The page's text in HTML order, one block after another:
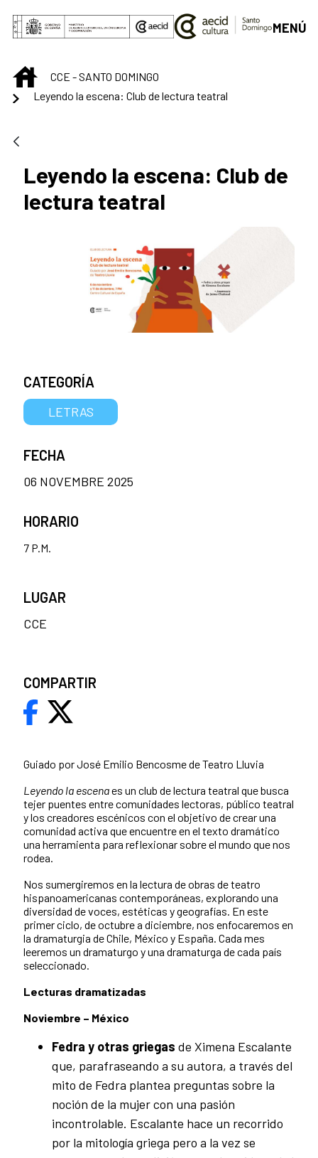
Saut au contenu principal
MENÚ
INICIOCCE - SANTO DOMINGO
Leyendo la escena: Club de lectura teatral
Leyendo la escena: Club de
lectura teatral
Guiado por José Emilio Bencosme de Teatro Lluvia
Leyendo la escenaes un club de lectura teatral que busca
tejer puentes entre comunidades lectoras, público teatral
y los creadores escénicos con el objetivo de crear una
comunidad activa que encuentre en el texto dramático
una herramienta para reflexionar sobre el mundo que nos
rodea.
Nos sumergiremos en la lectura de obras de teatro
hispanoamericanas contemporáneas, explorando una
diversidad de voces, estéticas y geografías. En este
primer ciclo, de octubre a diciembre, nos enfocaremos en
la dramaturgia de Chile, México y España. Cada mes
leeremos un dramaturgo y una dramaturga de cada país
seleccionado.
Lecturas dramatizadas
Noviembre – México
Fedra y otras griegas de Ximena Escalante
que, parafraseando a su autora, a través del
mito de Fedra plantea preguntas sobre la
noción de la mujer con una pasión
incontrolable. Escalante hace un recorrido
por la mitología griega pero a la vez se
CATEGORÍA
LETRAS
FECHA
06 NOVEMBRE 2025
HORARIO
7 P.M.
LUGAR
CCE
COMPARTIR